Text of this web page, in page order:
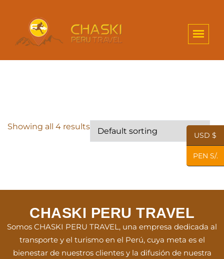
Showing all 4 results
CHASKI PERU TRAVEL
Somos CHASKI PERU TRAVEL, una empresa dedicada al
transporte y el turismo en el Perú, cuya meta es el
bienestar de nuestros clientes y la difusión de nuestra
USD $
PEN S/.